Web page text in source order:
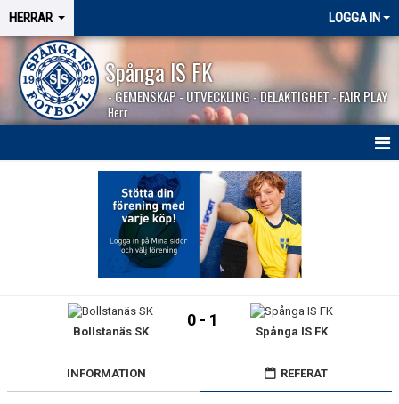
HERRAR LOGGA IN
Spånga IS FK
- GEMENSKAP - UTVECKLING - DELAKTIGHET - FAIR PLAY
Herr
BILDGALLERI
Bollstanäs SK
0 - 1
Spånga IS FK
INFORMATION REFERAT